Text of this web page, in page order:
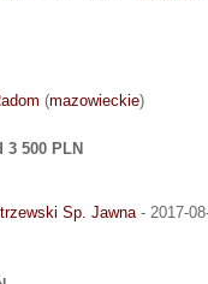
(mazowieckie)
3 500 PLN
Sp. Jawna- 2017-